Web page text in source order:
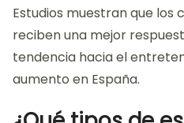
Estudios muestran que los
reciben una mejor
tendencia hacia el
aumento en España.